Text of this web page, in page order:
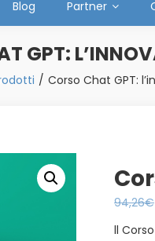
Blog Partner
GPT:
Corso Chat GPT:
94,26€
ll